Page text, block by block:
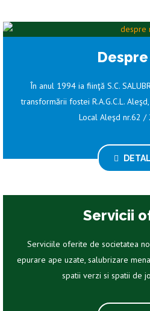
În anul 1994 ia fiinţă S.C.
transformării fostei R.A.G.C.L.
Local Aleşd nr.62 /
Servicii
Serviciile oferite de societatea
epurare ape uzate, salubrizare
spatii verzi si spatii de